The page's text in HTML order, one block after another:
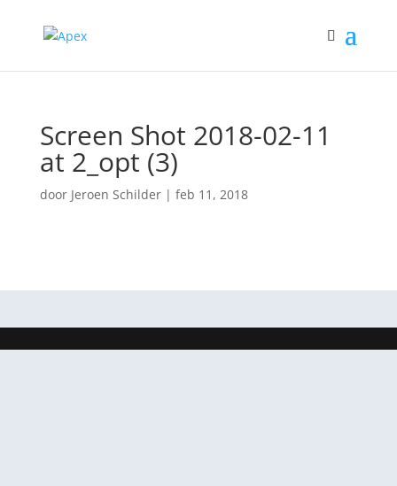
Screen Shot 2018-02-11
at 2_opt (3)
door Jeroen Schilder| feb 11, 2018